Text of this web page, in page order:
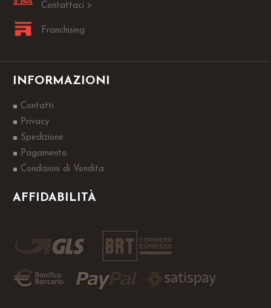
Contattaci >
Franchising
INFORMAZIONI
Contatti
Privacy
Spedizione
Pagamento
Condizioni di Vendita
AFFIDABILITÀ